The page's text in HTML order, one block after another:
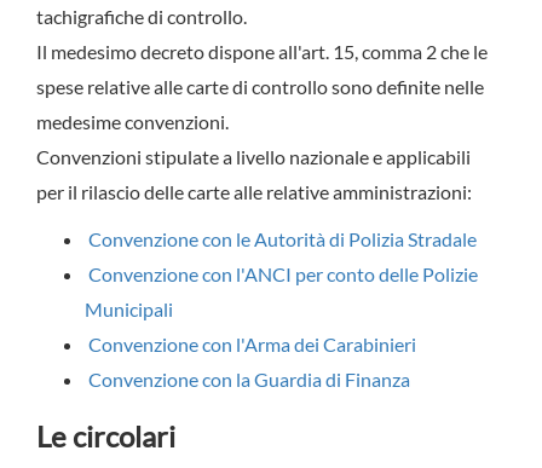
tachigrafiche di controllo.
Il medesimo decreto dispone all'art. 15, comma 2 che le
spese relative alle carte di controllo sono definite nelle
medesime convenzioni.
Convenzioni stipulate a livello nazionale e applicabili
per il rilascio delle carte alle relative amministrazioni:
Convenzione con le Autorità di Polizia Stradale
Convenzione con l'ANCI per conto delle Polizie
Municipali
Convenzione con l'Arma dei Carabinieri
Convenzione con la Guardia di Finanza
Le circolari